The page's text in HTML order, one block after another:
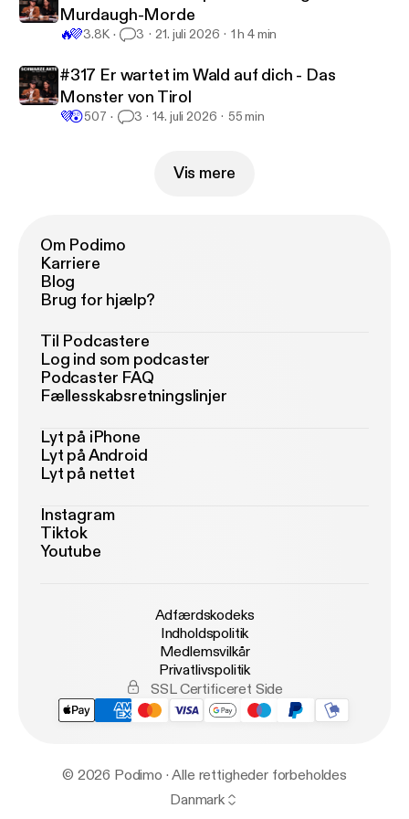
Murdaugh-Morde
🔥💜3.8K 3 21. juli 2026 1 h 4 min
#317 Er wartet im Wald auf dich - Das
Monster von Tirol
💜😲507 3 14. juli 2026 55 min
Vis mere
Om Podimo
Karriere
Blog
Brug for hjælp?
Til Podcastere
Log ind som podcaster
Podcaster FAQ
Fællesskabsretningslinjer
Lyt på iPhone
Lyt på Android
Lyt på nettet
Instagram
Tiktok
Youtube
Adfærdskodeks
Indholdspolitik
Medlemsvilkår
Privatlivspolitik
SSL Certificeret Side
© 2026 Podimo · Alle rettigheder forbeholdes
Danmark